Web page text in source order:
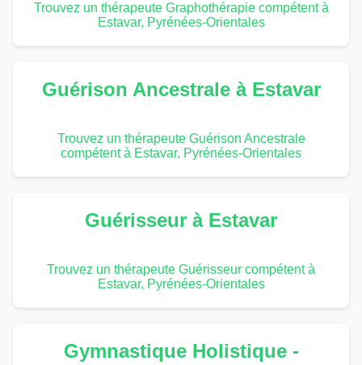
Trouvez un thérapeute Graphothérapie compétent à
Estavar, Pyrénées-Orientales
Guérison Ancestrale à Estavar
Trouvez un thérapeute Guérison Ancestrale
compétent à Estavar, Pyrénées-Orientales
Guérisseur à Estavar
Trouvez un thérapeute Guérisseur compétent à
Estavar, Pyrénées-Orientales
Gymnastique Holistique -